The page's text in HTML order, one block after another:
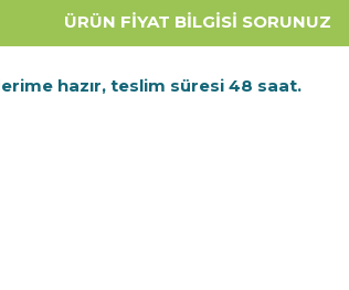
ÜRÜN FİYAT BİLGİSİ SORUNUZ
hazır, teslim süresi 48 saat.